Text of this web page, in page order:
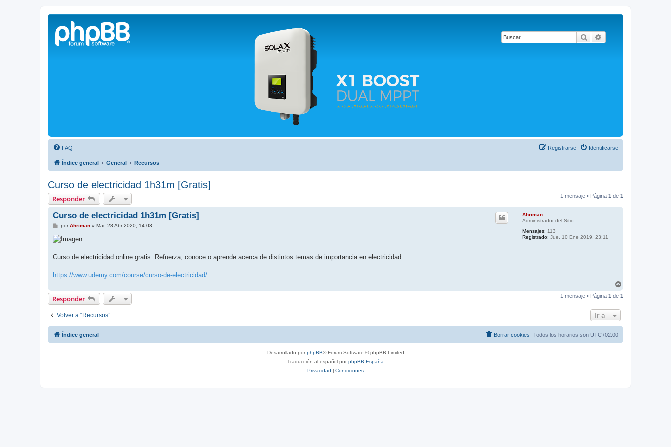
Buscar
Solax FAQ
Lugar para intercambiar dudas sobre inversores solares Solax y temas relacionados.
FAQ Identificarse
Registrarse
Índice general General Recursos
Curso de electricidad 1h31m [Gratis]
Responder 1 mensaje • Página 1 de 1
Ahriman
Administrador del Sitio
Mensajes: 113
Registrado: Jue, 10 Ene 2019, 23:11
Curso de electricidad 1h31m [Gratis]
M
n
s
e
porAhriman» Mar, 28 Abr 2020, 14:03
Curso de electricidad online gratis. Refuerza, conoce o aprende acerca de distintos temas de importancia en electricidad
https://www.udemy.com/course/curso-de-electricidad/
r
Responder 1 mensaje • Página 1 de 1
Volver a “Recursos” Ir a
Índice general Todos los horarios son UTC+02:00
Borrar cookies
Desarrollado porphpBB® Forum Software © phpBB Limited
Traducción al español porphpBB España
Privacidad | Condiciones